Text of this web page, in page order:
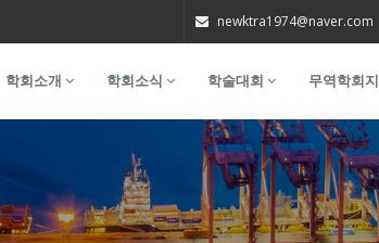
newktra1974@naver.com
학회소개 학회소식 학술대회 무역학회지